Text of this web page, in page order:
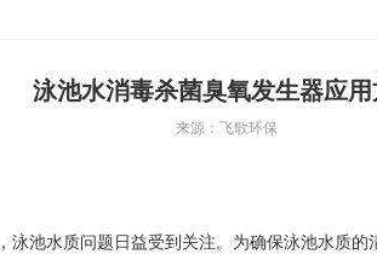
泳池水消毒杀菌臭氧发生器应
来源：飞歌环保
泳池水质问题日益受到关注。为确保泳池水质